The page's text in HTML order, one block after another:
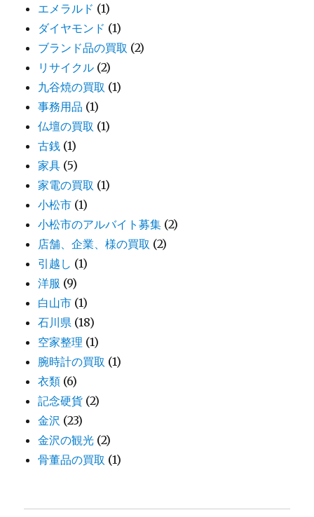
エメラルド (1)
ダイヤモンド (1)
ブランド品の買取 (2)
リサイクル (2)
九谷焼の買取 (1)
事務用品 (1)
仏壇の買取 (1)
古銭 (1)
家具 (5)
家電の買取 (1)
小松市 (1)
小松市のアルバイト募集 (2)
店舗、企業、様の買取 (2)
引越し (1)
洋服 (9)
白山市 (1)
石川県 (18)
空家整理 (1)
腕時計の買取 (1)
衣類 (6)
記念硬貨 (2)
金沢 (23)
金沢の観光 (2)
骨董品の買取 (1)